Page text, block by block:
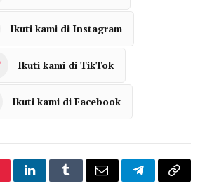
Ikuti kami di Instagram
Ikuti kami di TikTok
Ikuti kami di Facebook
LinkedInTumblrEmail TelegramCopy